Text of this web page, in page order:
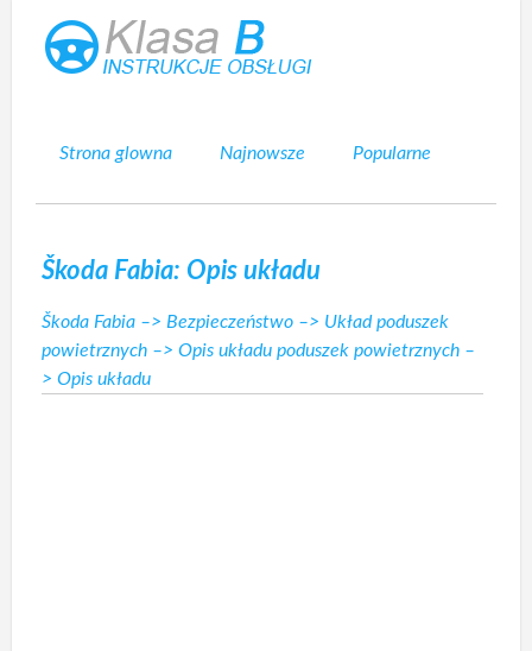
Strona glowna Najnowsze Popularne
Škoda Fabia: Opis układu
Škoda Fabia –> Bezpieczeństwo –> Układ poduszek
powietrznych –> Opis układu poduszek powietrznych –
> Opis układu